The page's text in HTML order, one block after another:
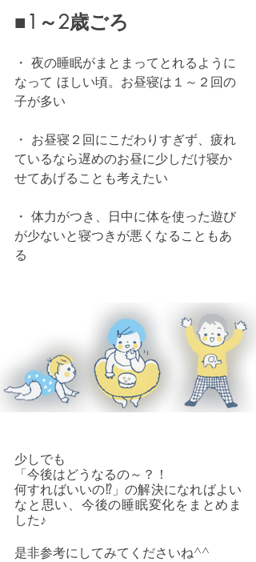
■1～2歳ごろ
・ 夜の睡眠がまとまってとれるように
なって ほしい頃。お昼寝は１～２回の
子が多い
・ お昼寝２回にこだわりすぎず、疲れ
ているなら遅めのお昼に少しだけ寝か
せてあげることも考えたい
・ 体力がつき、日中に体を使った遊び
が少ないと寝つきが悪くなることもあ
る
少しでも
「今後はどうなるの～？！
何すればいいの⁉」の解決になればよい
なと思い、今後の睡眠変化をまとめま
した♪
是非参考にしてみてくださいね^^